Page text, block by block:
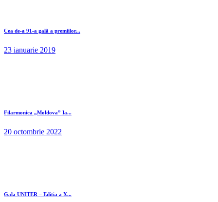
Cea de-a 91-a gală a premiilor...
23 ianuarie 2019
Filarmonica „Moldova” Ia...
20 octombrie 2022
Gala UNITER – Editia a X...